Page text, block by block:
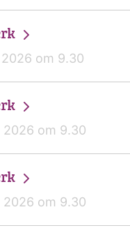
om 9.30
2026 om 9.30
2026 om 9.30